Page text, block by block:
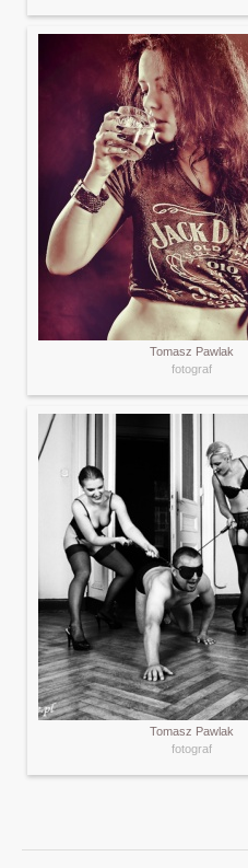
Tomasz Pawlak
fotograf
Tomasz Pawlak
fotograf